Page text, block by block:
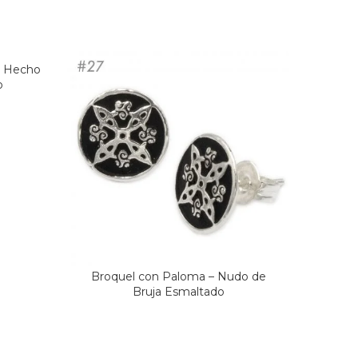
Hecho
Broquel con Paloma – Nudo de
Bruja Esmaltado